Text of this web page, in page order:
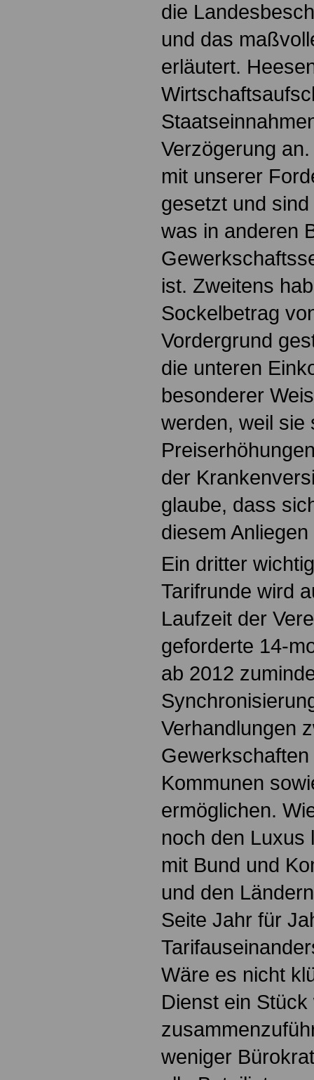
die
und das
erläutert.
Verzögerung
mit unserer
gesetzt und
was in anderen
ist. Zweitens
Sockelbetrag
Vordergrund
die unteren
besonderer
werden, weil sie
der
glaube, dass
diesem
Ein dritter
Tarifrunde wird
Laufzeit der
geforderte 14-
ab 2012
Verhandlungen
Kommunen
ermöglichen.
noch den Luxus
mit Bund und
und den
Seite Jahr für
Wäre es nicht
Dienst ein Stück
weniger